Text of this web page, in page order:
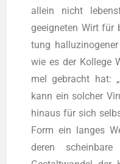
allein nicht
geeig­ne­ten Wirt für
tung
wie es der Kol­le­ge
mel gebracht hat:
kann ein sol­cher
hin­aus für sich
Form ein lan­ges
deren